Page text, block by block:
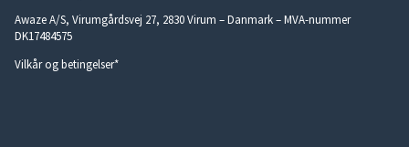
Awaze A/S, Virumgårdsvej 27, 2830 Virum – Danmark – MVA-nummer
DK17484575
Vilkår og betingelser*